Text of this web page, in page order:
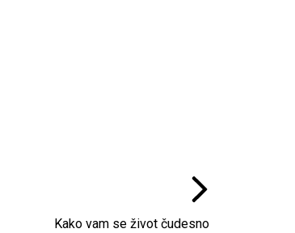
Kako vam se život čudesno